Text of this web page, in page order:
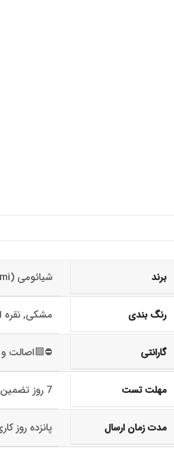
برند شیائومی (Xiaomi)
رنگ بندی مشکی, نقره
گارانتی ⛔🟩اصالت
مهلت تست 7 روز تضمین بازگشت کالا
مدت زمان ارسال پانزده روز